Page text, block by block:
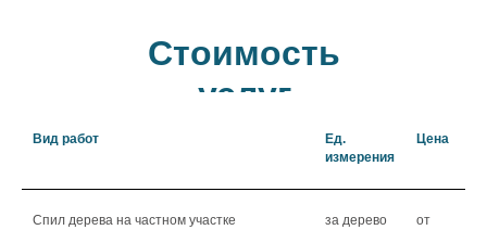
Стоимость
услуг
Вид работ
Ед.
измерения
Цена
Спил дерева на частном участке за дерево
от